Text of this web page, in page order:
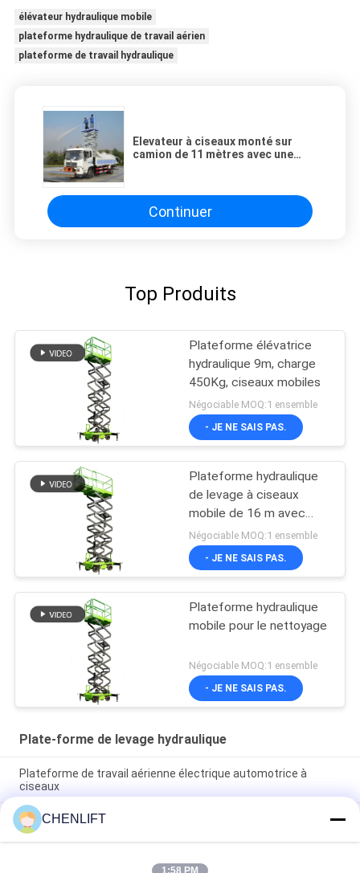
élévateur hydraulique mobile
plateforme hydraulique de travail aérien
plateforme de travail hydraulique
Elevateur à ciseaux monté sur
camion de 11 mètres avec une
Continuer
Top Produits
Plateforme élévatrice
hydraulique 9m, charge
450Kg, ciseaux mobiles
Négociable MOQ:1 ensemble
- JE NE SAIS PAS.
Plateforme hydraulique
de levage à ciseaux
mobile de 16 m avec
plateforme d'extension
Négociable MOQ:1 ensemble
- JE NE SAIS PAS.
Plateforme hydraulique
mobile pour le nettoyage
Négociable MOQ:1 ensemble
- JE NE SAIS PAS.
Plate-forme de levage hydraulique
Plateforme de travail aérienne électrique automotrice à
ciseaux
Plateforme hydraulique de 10 m élévateur électrique à
ciseaux autopropulsé avec plateforme d'extension 450 kg de
charge
CHENLIFT
1:58 PM